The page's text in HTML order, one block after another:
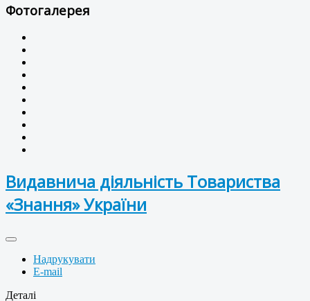
Фотогалерея
Видавнича діяльність Товариства
«Знання» України
Надрукувати
E-mail
Деталі